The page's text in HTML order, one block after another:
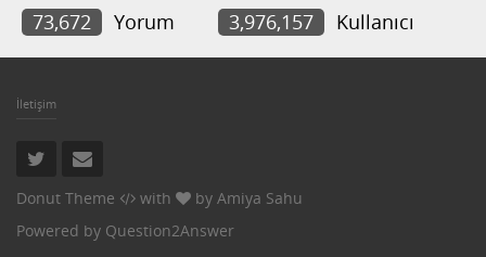
73,672
Yorum 3,976,157 Kullanıcı
İletişim
Donut Theme with by Amiya Sahu
Powered by Question2Answer